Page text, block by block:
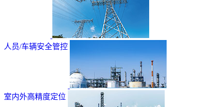
人员/车辆安全管控
室内外高精度定位